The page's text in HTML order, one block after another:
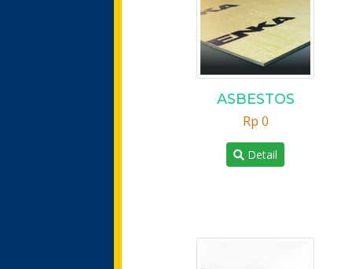
ASBESTOS
Rp 0
Detail